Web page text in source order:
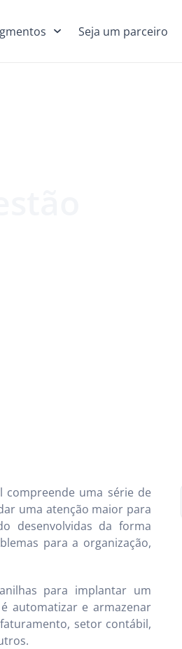
Seja um parceiro
uma série de
uma atenção maior para
desenvolvidas da forma
para a organização,
para implantar um
automatizar e armazenar
setor contábil,